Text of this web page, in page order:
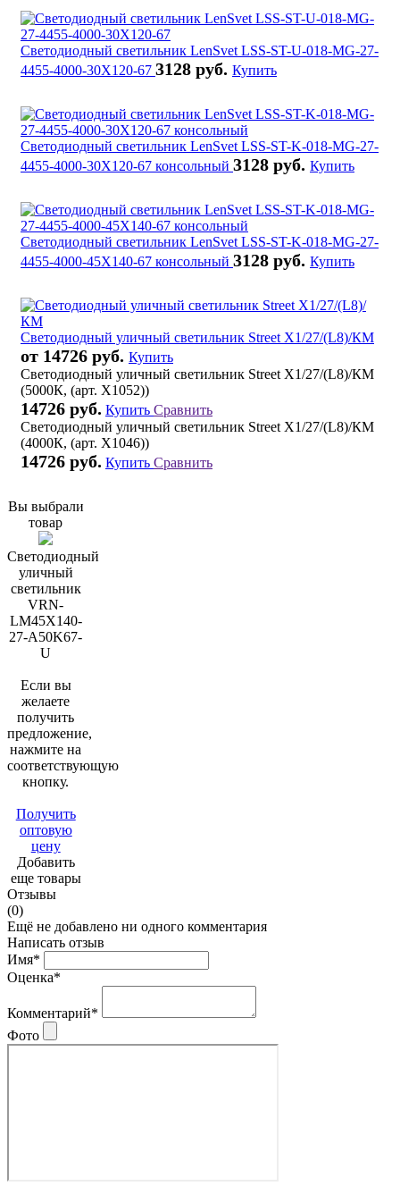
Светодиодный светильник LenSvet LSS-ST-U-018-MG-27-
4455-4000-30X120-67 3128 руб. Купить
Светодиодный светильник LenSvet LSS-ST-K-018-MG-27-
4455-4000-30X120-67 консольный 3128 руб. Купить
Светодиодный светильник LenSvet LSS-ST-K-018-MG-27-
4455-4000-45X140-67 консольный 3128 руб. Купить
Светодиодный уличный светильник Street X1/27/(L8)/КМ
от 14726 руб. Купить
Светодиодный уличный светильник Street X1/27/(L8)/КМ
(5000К, (арт. X1052))
14726 руб. Купить Сравнить
Светодиодный уличный светильник Street X1/27/(L8)/КМ
(4000К, (арт. X1046))
14726 руб. Купить Сравнить
Вы выбрали
товар
Светодиодный
уличный
светильник
VRN-
LM45X140-
27-A50K67-
U
Если вы
желаете
получить
предложение,
нажмите на
соответствующую
кнопку.
Получить
оптовую
цену
Добавить
еще товары
Отзывы
(0)
Ещё не добавлено ни одного комментария
Написать отзыв
Имя*
Оценка*
Комментарий*
Фото